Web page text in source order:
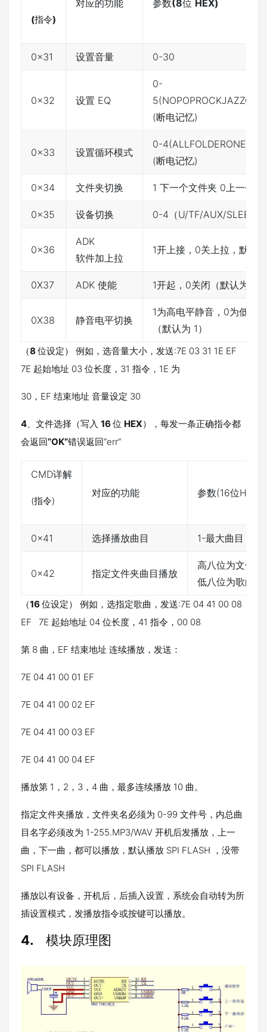
(指令)
对应的功能 参数(8位 HEX)
0x31 设置音量 0-30
0x32 设置 EQ
0-
(断电记忆)
0x33 设置循环模式
0-
(断电记忆)
0x34 文件夹切换 1 下一个文件夹 0上一个文
0x35 设备切换 0-4（U/TF/AUX/SLEEP/
0x36
ADK
软件加上拉
1开上接，0关上拉，默认
0X37 ADK 使能 1开起，0关闭（默认为1）
0X38 静音电平切换
1为高电平静音，0为低电
（默认为 1）
（8 位设定） 例如，选音量大小，发送:7E 03 31 1E EF
7E 起始地址 03 位长度，31 指令，1E 为
30，EF 结束地址 音量设定 30
4、文件选择（写入 16 位 HEX），每发一条正确指令都
会返回”OK”错误返回”err”
CMD详解
(指令)
对应的功能 参数(16位HEX)
0x41 选择播放曲目 1-最大曲目
0x42 指定文件夹曲目播放
高八位为文件夹
低八位为歌曲名
（16 位设定） 例如，选指定歌曲，发送:7E 04 41 00 08
EF 7E 起始地址 04 位长度，41 指令，00 08
第 8 曲，EF 结束地址 连续播放，发送：
7E 04 41 00 01 EF
7E 04 41 00 02 EF
7E 04 41 00 03 EF
7E 04 41 00 04 EF
播放第 1，2，3，4 曲，最多连续播放 10 曲。
指定文件夹播放，文件夹名必须为 0-99 文件号，内总曲
目名字必须改为 1-255.MP3/WAV 开机后发播放，上一
曲，下一曲，都可以播放，默认播放 SPI FLASH ，没带
SPI FLASH
播放以有设备，开机后，后插入设置，系统会自动转为所
插设置模式，发播放指令或按键可以播放。
4. 模块原理图